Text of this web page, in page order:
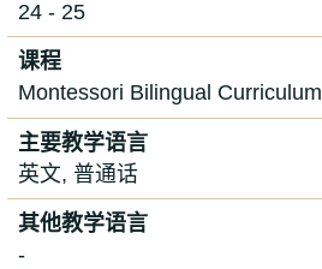
24 - 25
课程
Montessori Bilingual Curriculum
主要教学语言
英文, 普通话
其他教学语言
-